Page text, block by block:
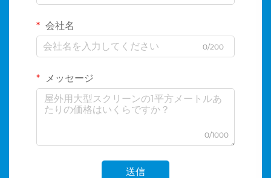
会社名
0/200
メッセージ
0/1000
送信